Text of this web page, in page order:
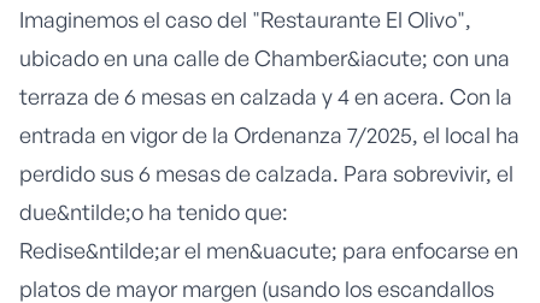
Imaginemos el caso del "Restaurante El Olivo",
ubicado en una calle de Chamber&iacute; con una
terraza de 6 mesas en calzada y 4 en acera. Con la
entrada en vigor de la Ordenanza 7/2025, el local ha
perdido sus 6 mesas de calzada. Para sobrevivir, el
due&ntilde;o ha tenido que:
Redise&ntilde;ar el men&uacute; para enfocarse en
platos de mayor margen (usando los escandallos